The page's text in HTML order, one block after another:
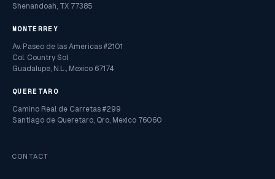
Shenandoah, TX 77385
MONTERREY
Av. Paseo de las Americas #2101
Col. Country Sol
Guadalupe, N.L., Mexico 67174
QUERETARO
Camino Real de Carretas #299
Santiago de Queretaro, Qro, Mexico 76060
CONTACT